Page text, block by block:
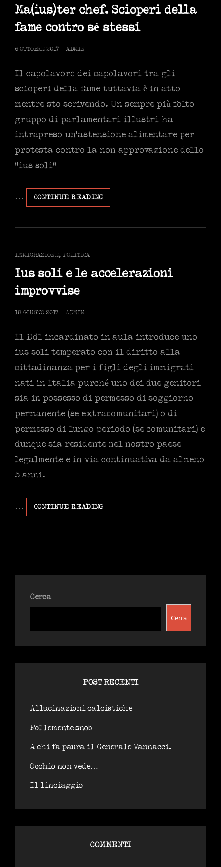
LINKS
Ma(ius)ter chef. Scioperi della
fame contro sé stessi
POSTED
6 OTTOBRE 2017 ADMIN
Il capolavoro dei capolavori tra gli
scioperi della fame tuttavia è in atto
mentre sto scrivendo. Un sempre più folto
gruppo di parlamentari illustri ha
intrapreso un’astensione alimentare per
protesta contro la non approvazione dello
“ius soli”
… CONTINUE READINGMA(IUS)TER
CHEF.
DELLA
STESSI
CAT
LINKS
IMMIGRAZIONE, POLITICA
Ius soli e le accelerazioni
improvvise
POSTED
18 GIUGNO 2017 ADMIN
Il Ddl incardinato in aula introduce uno
ius soli temperato con il diritto alla
cittadinanza per i figli degli immigrati
nati in Italia purché uno dei due genitori
sia in possesso di permesso di soggiorno
permanente (se extracomunitari) o di
permesso di lungo periodo (se comunitari) e
dunque sia residente nel nostro paese
legalmente e in via continuativa da almeno
5 anni.
… CONTINUE READINGIUS
SOLI
LE
Cerca
Cerca
POST RECENTI
Allucinazioni calcistiche
Follemente snob
A chi fa paura il Generale Vannacci.
Occhio non vede…
Il linciaggio
COMMENTI